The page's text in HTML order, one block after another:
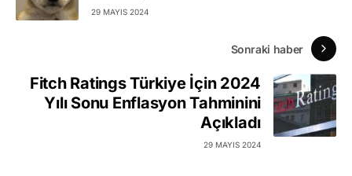
29 MAYIS 2024
Sonraki haber
Fitch Ratings Türkiye İçin 2024
Yılı Sonu Enflasyon Tahminini
Açıkladı
29 MAYIS 2024